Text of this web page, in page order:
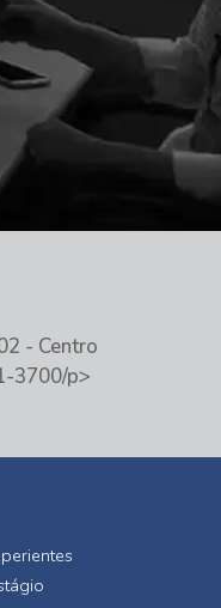
- Centro
3700/p>